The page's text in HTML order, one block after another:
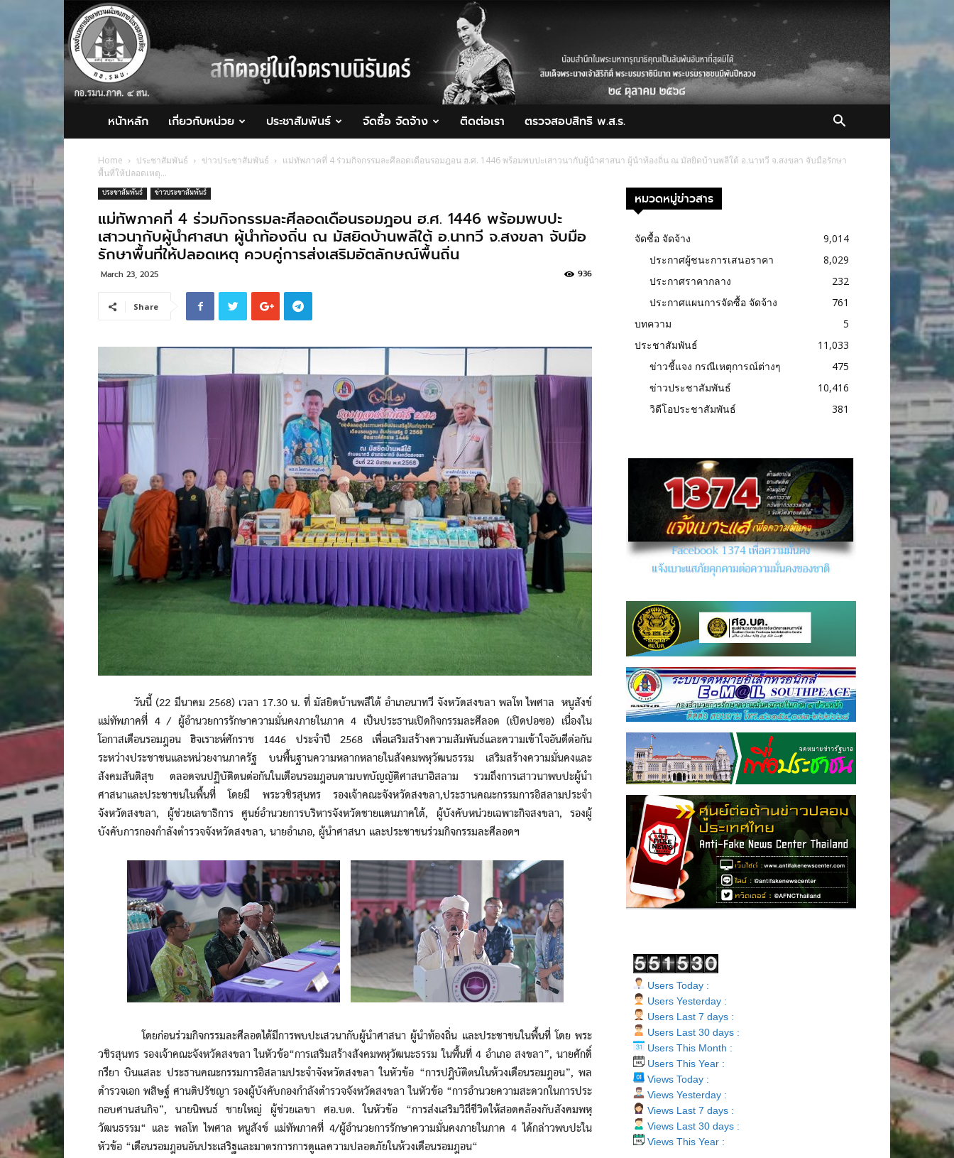
กอ.รมน.ภาค
4
สน.
หน้าหลัก เกี่ยวกับหน่วย ประชาสัมพันธ์ จัดซื้อ จัดจ้าง ติดต่อเรา ตรวจสอบสิทธิ พ.ส.ร.
Home ประชาสัมพันธ์ ข่าวประชาสัมพันธ์
แม่ทัพภาคที่ 4 ร่วมกิจกรรมละศีลอดเดือนรอมฎอน ฮ.ศ. 1446 พร้อมพบปะเสาวนากับผู้นำศาสนา ผู้นำท้องถิ่น ณ มัสยิดบ้านพลีใต้ อ.นาทวี จ.สงขลา จับมือรักษา
พื้นที่ให้ปลอดเหตุ...
ประชาสัมพันธ์ ข่าวประชาสัมพันธ์
แม่ทัพภาคที่ 4 ร่วมกิจกรรมละศีลอดเดือนรอมฎอน ฮ.ศ. 1446 พร้อมพบปะ
เสาวนากับผู้นำศาสนา ผู้นำท้องถิ่น ณ มัสยิดบ้านพลีใต้ อ.นาทวี จ.สงขลา จับมือ
รักษาพื้นที่ให้ปลอดเหตุ ควบคู่การส่งเสริมอัตลักษณ์พื้นถิ่น
March 23, 2025 936
Share
วันนี้ (22 มีนาคม 2568) เวลา 17.30 น. ที่ มัสยิดบ้านพลีใต้ อำเภอนาทวี จังหวัดสงขลา พลโท ไพศาล หนูสังข์
แม่ทัพภาคที่ 4 / ผู้อำนวยการรักษาความมั่นคงภายในภาค 4 เป็นประธานเปิดกิจกรรมละศีลอด (เปิดปอซอ) เนื่องใน
โอกาสเดือนรอมฎอน ฮิจเราะห์ศักราช 1446 ประจำปี 2568 เพื่อเสริมสร้างความสัมพันธ์และความเข้าใจอันดีต่อกัน
ระหว่างประชาชนและหน่วยงานภาครัฐ บนพื้นฐานความหลากหลายในสังคมพหุวัฒนธรรม เสริมสร้างความมั่นคงและ
สังคมสันติสุข ตลอดจนปฏิบัติตนต่อกันในเดือนรอมฎอนตามบทบัญญัติศาสนาอิสลาม รวมถึงการเสาวนาพบปะผู้นำ
ศาสนาและประชาชนในพื้นที่ โดยมี พระวชิรสุนทร รองเจ้าคณะจังหวัดสงขลา,ประธานคณะกรรมการอิสลามประจำ
จังหวัดสงขลา, ผู้ช่วยเลขาธิการ ศูนย์อำนวยการบริหารจังหวัดชายแดนภาคใต้, ผู้บังคับหน่วยเฉพาะกิจสงขลา, รองผู้
บังคับการกองกำลังตำรวจจังหวัดสงขลา, นายอำเภอ, ผู้นำศาสนา และประชาชนร่วมกิจกรรมละศีลอดฯ
โดยก่อนร่วมกิจกรรมละศีลอดได้มีการพบปะเสวนากับผู้นำศาสนา ผู้นำท้องถิ่น และประชาชนในพื้นที่ โดย พระ
วชิรสุนทร รองเจ้าคณะจังหวัดสงขลา ในหัวข้อ“การเสริมสร้างสังคมพหุวัฒนะธรรม ในพื้นที่ 4 อำเภอ สงขลา”, นายศักดิ์
กรียา บินแสละ ประธานคณะกรรมการอิสลามประจำจังหวัดสงขลา ในหัวข้อ “การปฎิบัติตนในห้วงเดือนรอมฎอน”, พล
ตำรวจเอก พสิษฐ์ ศานติปรัชญา รองผู้บังคับกองกำลังตำรวจจังหวัดสงขลา ในหัวข้อ “การอำนวยความสะดวกในการประ
กอบศานสนกิจ”, นายนิพนธ์ ชายใหญ่ ผู้ช่วยเลขา ศอ.บต. ในหัวข้อ “การส่งเสริมวิถีชีวิตให้สอดคล้องกับสังคมพหุ
วัฒนธรรม“ และ พลโท ไพศาล หนูสังข์ แม่ทัพภาคที่ 4/ผู้อำนวยการรักษาความมั่นคงภายในภาค 4 ได้กล่าวพบปะใน
หัวข้อ “เดือนรอมฎอนอันประเสริฐและมาตรการการดูแลความปลอดภัยในห้วงเดือนรอมฎอน“
หมวดหมู่ข่าวสาร
จัดซื้อ จัดจ้าง
9,014
ประกาศผู้ชนะการเสนอราคา
8,029
ประกาศราคากลาง
232
ประกาศแผนการจัดซื้อ จัดจ้าง
761
บทความ
5
ประชาสัมพันธ์
11,033
ข่าวชี้แจง กรณีเหตุการณ์ต่างๆ
475
ข่าวประชาสัมพันธ์
10,416
วิดีโอประชาสัมพันธ์
381
Users Today :
Users Yesterday :
Users Last 7 days :
Users Last 30 days :
Users This Month :
Users This Year :
Views Today :
Views Yesterday :
Views Last 7 days :
Views Last 30 days :
Views This Year :